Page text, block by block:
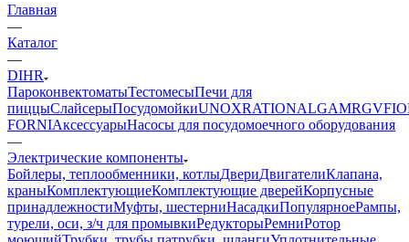
Главная
—
Каталог
—
DIHR
ПароконвектоматыТестомесыПечи для
пиццыСлайсерыПосудомойкиUNOXRATIONALGAMRGV
FORNIАксессуарыНасосы для посудомоечного оборудования
—
Электрические компоненты
Бойлеры, теплообменники, котлыДвериДвигателиКлапана,
краныКомплектующиеКомплектующие дверейКорпусные
принадлежностиМуфты, шестерниНасадкиПопулярноеРампы,
турели, оси, з/ч для промывкиРедукторыРемниРотор